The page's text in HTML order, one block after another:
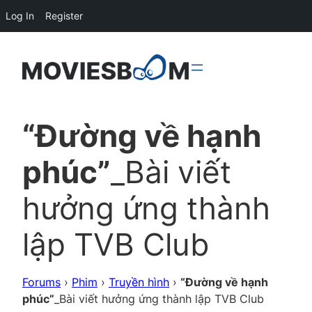
“Đường về hạnh
phúc” _Bài viết
hưởng ứng thành
lập TVB Club
Forums › Phim › Truyền hình › “Đường về hạnh
phúc” _Bài viết hưởng ứng thành lập TVB Club
Log In Register